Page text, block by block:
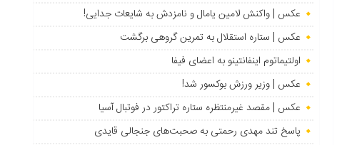
عکس | واکنش لامین یامال و نامزدش به شایعات جدایی!
عکس | ستاره استقلال به تمرین گروهی برگشت
اولتیماتوم اینفانتینو به اعضای فیفا
عکس | وزیر ورزش بوکسور شد!
عکس | مقصد غیرمنتظره ستاره تراکتور در فوتبال آسیا
پاسخ تند مهدی رحمتی به صحبت‌های جنجالی قایدی